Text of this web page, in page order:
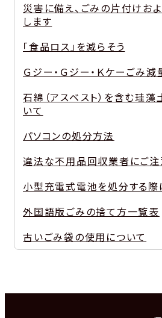
災害に備え、ごみの片付けお
します
「食品ロス」を減らそう
Ｇジー・Ｇジー・Ｋケーごみ
石綿（アスベスト）を含む珪
いて
パソコンの処分方法
違法な不用品回収業者にご注
小型充電式電池を処分する際
外国語版ごみの捨て方一覧表
古いごみ袋の使用について